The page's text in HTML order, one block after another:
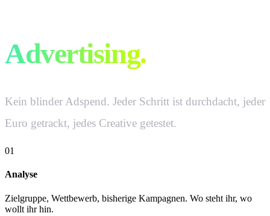
Advertising.
Kein blinder Adspend. Jeder Schritt ist durchdacht, jeder
Euro getrackt, jedes Creative getestet.
01
Analyse
Zielgruppe, Wettbewerb, bisherige Kampagnen. Wo steht ihr, wo
wollt ihr hin.